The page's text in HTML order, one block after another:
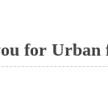
for Urban